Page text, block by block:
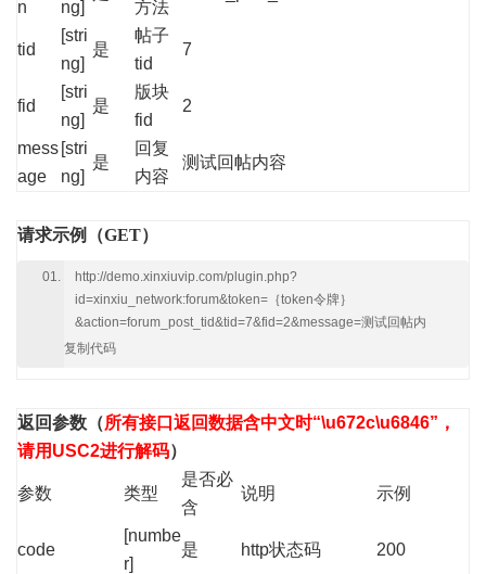
n
ng]
方法
tid
[stri
ng]
是
帖子
tid
7
fid
[stri
ng]
是
版块
fid
2
mess
age
[stri
ng]
是
回复
内容
测试回帖内容
请求示例（GET）
http://demo.xinxiuvip.com/plugin.php?
id=xinxiu_network:forum&token=｛token令牌｝
&action=forum_post_tid&tid=7&fid=2&message=测试回帖内
复制代码
返回参数 （所有接口返回数据含中文时“\u672c\u6846”，
请用USC2进行解码）
参数 类型
是否必
含
说明 示例
code
[numbe
r]
是 http状态码 200